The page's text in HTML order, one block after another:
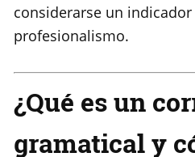
considerarse un
profesionalismo.
¿Qué es un
gramatical y